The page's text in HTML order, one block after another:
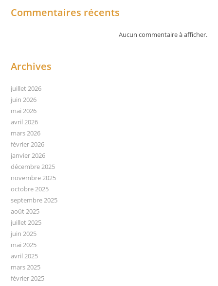
Commentaires récents
Aucun commentaire à afficher.
Archives
juillet 2026
juin 2026
mai 2026
avril 2026
mars 2026
février 2026
janvier 2026
décembre 2025
novembre 2025
octobre 2025
septembre 2025
août 2025
juillet 2025
juin 2025
mai 2025
avril 2025
mars 2025
février 2025